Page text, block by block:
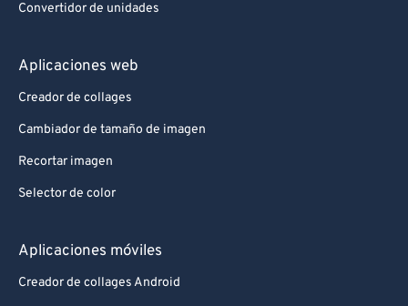
Convertidor de unidades
Aplicaciones web
Creador de collages
Cambiador de tamaño de imagen
Recortar imagen
Selector de color
Aplicaciones móviles
Creador de collages Android